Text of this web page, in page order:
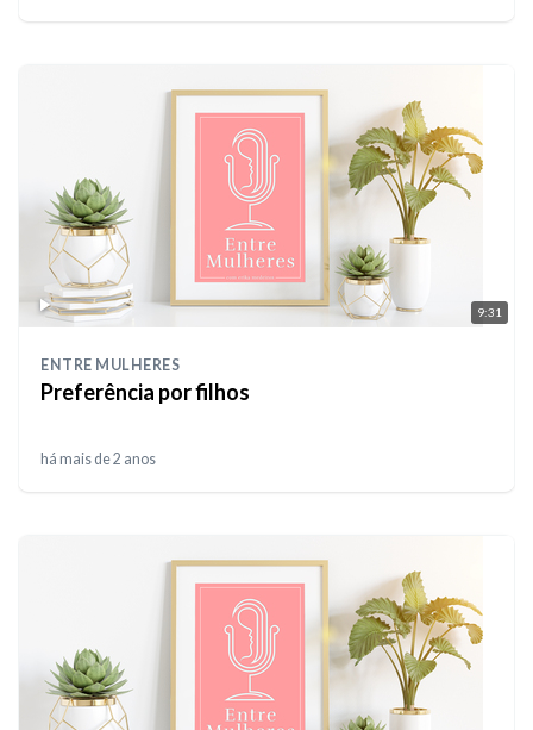
9:31
ENTRE MULHERES
Preferência por filhos
há mais de 2 anos